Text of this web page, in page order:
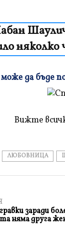
Шаулич
да бъде
Вижте
ЛЮБОВНИЦА
заради
няма друга